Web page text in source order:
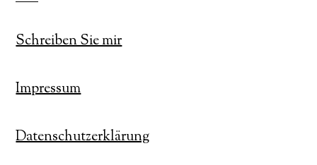
Schreiben Sie mir
Impressum
Datenschutzerklärung